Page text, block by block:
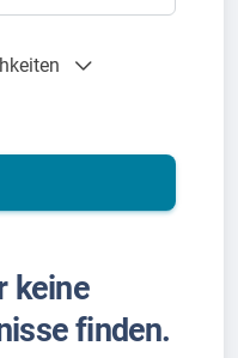
keine
finden.